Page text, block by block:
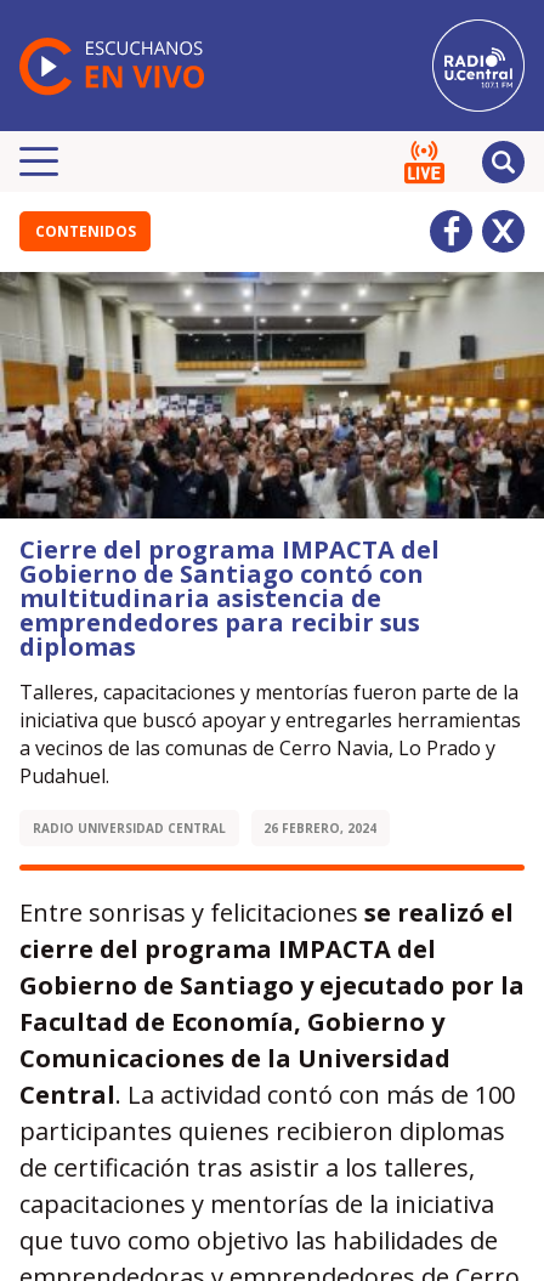
CONTENIDOS
Cierre del programa IMPACTA del
Gobierno de Santiago contó con
multitudinaria asistencia de
emprendedores para recibir sus
diplomas
Talleres, capacitaciones y mentorías fueron parte de la
iniciativa que buscó apoyar y entregarles herramientas
a vecinos de las comunas de Cerro Navia, Lo Prado y
Pudahuel.
RADIO UNIVERSIDAD CENTRAL 26 FEBRERO, 2024
Entre sonrisas y felicitaciones se realizó el
cierre del programa IMPACTA del
Gobierno de Santiago y ejecutado por la
Facultad de Economía, Gobierno y
Comunicaciones de la Universidad
Central. La actividad contó con más de 100
participantes quienes recibieron diplomas
de certificación tras asistir a los talleres,
capacitaciones y mentorías de la iniciativa
que tuvo como objetivo las habilidades de